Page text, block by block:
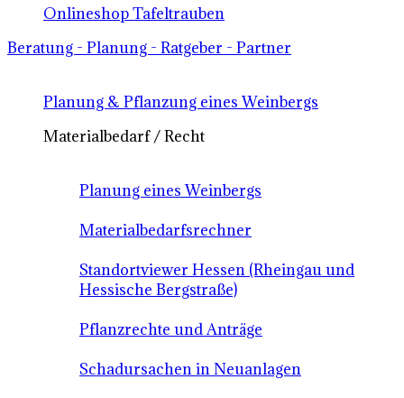
Onlineshop Tafeltrauben
Beratung - Planung - Ratgeber - Partner
Planung & Pflanzung eines Weinbergs
Materialbedarf / Recht
Planung eines Weinbergs
Materialbedarfsrechner
Standortviewer Hessen (Rheingau und
Hessische Bergstraße)
Pflanzrechte und Anträge
Schadursachen in Neuanlagen